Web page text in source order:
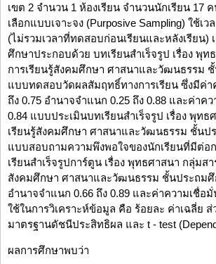
เขต 2 จำนวน 1 ห้องเรียน จำนวนนักเรียน 17
เลือกแบบเจาะจง (Purposive Sampling) ใช้เ
(ไม่รวมเวลาที่ทดสอบก่อนเรียนและหลังเรียน)
ศึกษาประกอบด้วย บทเรียนสำเร็จรูป เรื่อง พุท
การเรียนรู้สังคมศึกษา ศาสนาและวัฒนธรรม
แบบทดสอบวัดผลสัมฤทธิ์ทางการเรียน ซึ่งมีค่า
ถึง 0.75 อำนาจจำแนก 0.25 ถึง 0.88 และค่าค
0.84 แบบประเมินบทเรียนสำเร็จรูป เรื่อง พุทธ
เรียนรู้สังคมศึกษา ศาสนาและวัฒนธรรม ชั้นป
แบบสอบถามความพึงพอใจของนักเรียนที่มีต่อ
เรียนสำเร็จรูปการ์ตูน เรื่อง พุทธศาสนา กลุ่มสา
สังคมศึกษา ศาสนาและวัฒนธรรม ชั้นประถม
อำนาจจำแนก 0.66 ถึง 0.89 และค่าความเชื่อ
ใช้ในการวิเคราะห์ข้อมูล คือ ร้อยละ ค่าเฉลี่ย ส่
มาตรฐานดัชนีประสิทธิผล และ t - test
ผลการศึกษาพบว่า